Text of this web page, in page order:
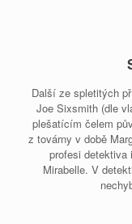
Další ze spletitých
Joe Sixsmith (dle
plešatícím čelem
z továrny v době
profesi detektiva
Mirabelle. V